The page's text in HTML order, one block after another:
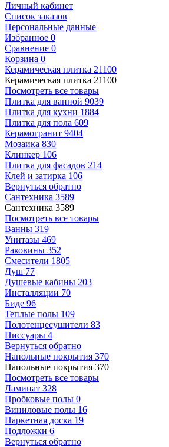
Личный кабинет
Список заказов
Персональные данные
Избранное 0
Сравнение 0
Корзина 0
Керамическая плитка 21100
Керамическая плитка 21100
Посмотреть все товары
Плитка для ванной 9039
Плитка для кухни 1884
Плитка для пола 609
Керамогранит 9404
Мозаика 830
Клинкер 106
Плитка для фасадов 214
Клей и затирка 106
Вернуться обратно
Сантехника 3589
Сантехника 3589
Посмотреть все товары
Ванны 319
Унитазы 469
Раковины 352
Смесители 1805
Душ 77
Душевые кабины 203
Инсталляции 70
Биде 96
Теплые полы 109
Полотенцесушители 83
Писсуары 4
Вернуться обратно
Напольные покрытия 370
Напольные покрытия 370
Посмотреть все товары
Ламинат 328
Пробковые полы 0
Виниловые полы 16
Паркетная доска 19
Подложки 6
Вернуться обратно